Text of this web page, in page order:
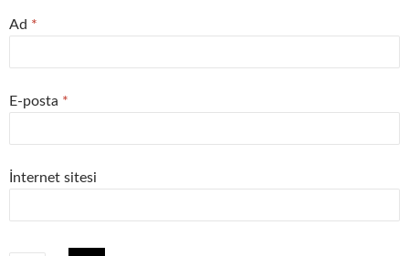
Ad *
E-posta *
İnternet sitesi